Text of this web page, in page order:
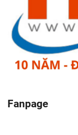
Fanpage